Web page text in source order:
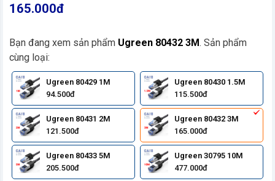
165.000đ
Bạn đang xem sản phẩm Ugreen 80432 3M. Sản phẩm
cùng loại:
Ugreen 80429 1M
94.500đ
Ugreen 80430 1.5M
115.500đ
Ugreen 80431 2M
121.500đ
Ugreen 80432 3M
165.000đ
Ugreen 80433 5M
205.500đ
Ugreen 30795 10M
477.000đ